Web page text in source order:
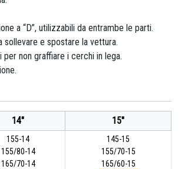
a “D”, utilizzabili da entrambe le parti.
sollevare e spostare la vettura.
non graffiare i cerchi in lega.
14"
15"
155-14
155/80-14
165/70-14
145-15
155/70-15
165/60-15